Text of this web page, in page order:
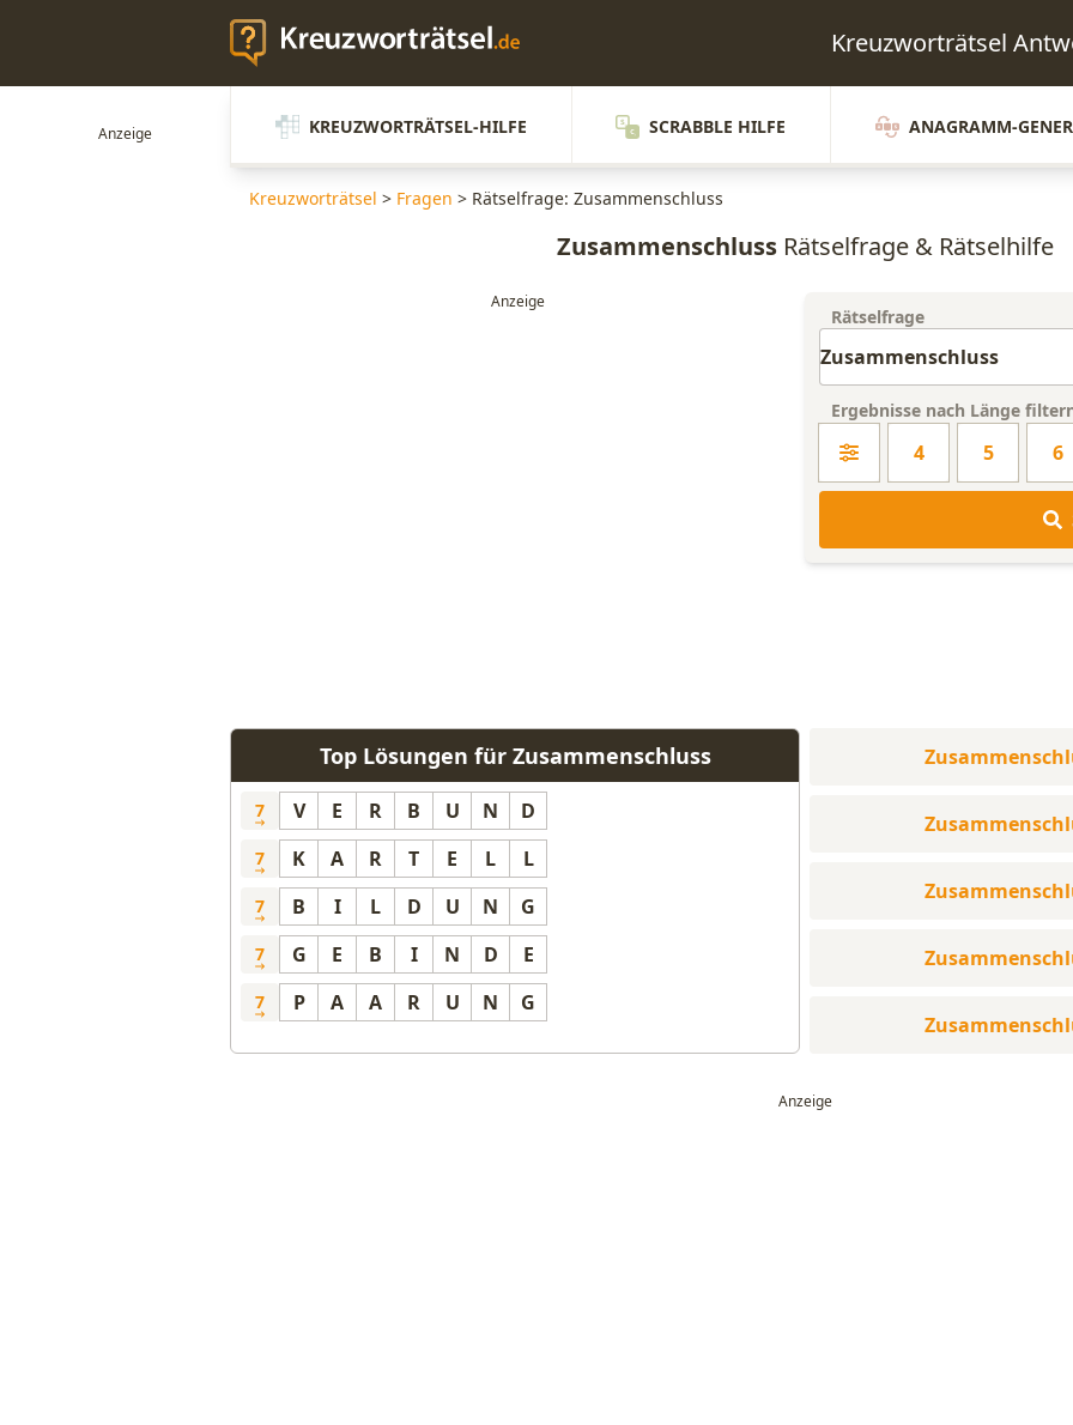
Kreuzworträtsel
KREUZWORTRÄTSEL-HILFE SCRABBLE HILFE ANAGRAMM-
Kreuzworträtsel > Fragen > Rätselfrage: Zusammenschluss
ZusammenschlussRätselfrage & Rätselhilfe
Rätselfrage
Ergebnisse nach Länge
4 5 6
Top Lösungen für Zusammenschluss
7 V E R B U N D
7 K A R T E L L
7 B I L D U N G
7 G E B I N D E
7 P A A R U N G